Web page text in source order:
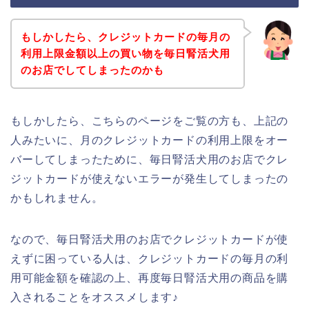
もしかしたら、クレジットカードの毎月の
利用上限金額以上の買い物を毎日腎活犬用
のお店でしてしまったのかも
もしかしたら、こちらのページをご覧の方も、上記の
人みたいに、月のクレジットカードの利用上限をオー
バーしてしまったために、毎日腎活犬用のお店でクレ
ジットカードが使えないエラーが発生してしまったの
かもしれません。
なので、毎日腎活犬用のお店でクレジットカードが使
えずに困っている人は、クレジットカードの毎月の利
用可能金額を確認の上、再度毎日腎活犬用の商品を購
入されることをオススメします♪